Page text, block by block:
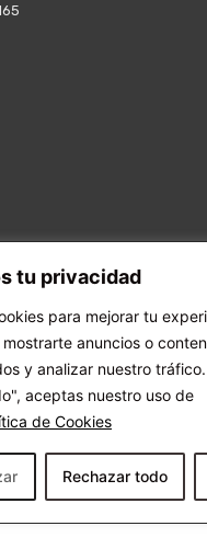
tu privacidad
para mejorar tu
anuncios o
y analizar nuestro
aceptas nuestro uso de
de Cookies
Rechazar todo